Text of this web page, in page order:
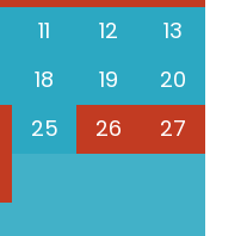
11 12
13
18 19
20
25 26
27